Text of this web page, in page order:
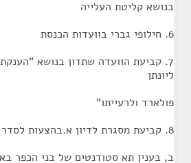
בנושא קליטת העלייה
6. חילופי גברי בוועדות הכנסת
7. קביעת הוועדה שתדון בנושא
ליונתן
פולארד ולרעייתו"
8. קביעת מסגרת לדיון א.בהצעות לסדר היום בענין הדרוזים
ב, בענין תא סטודנטים של בני הכפר